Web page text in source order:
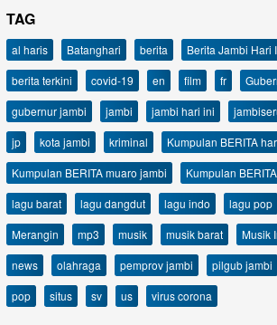
TAG
al haris Batanghari berita Berita Jambi Hari
berita terkini
covid-19 en film fr
gubernur jambi
jambi jambi hari ini
jp
kota jambi kriminal
Kumpulan BERITA
Kumpulan BERITA muaro jambi
Kumpulan
lagu barat
lagu dangdut lagu indo lagu pop
Merangin
mp3 musik musik barat Musik
news
olahraga pemprov jambi pilgub jambi
pop
situs sv us virus corona